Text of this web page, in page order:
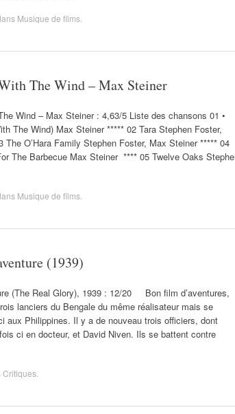
Musique de films
The Wind – Max Steiner
Wind – Max Steiner : 4,63/5 Liste des chansons 01 •
The Wind) Max Steiner ***** 02 Tara Stephen Foster,
O’Hara Family Stephen Foster, Max Steiner ***** 04
The Barbecue Max Steiner **** 05 Twelve Oaks
Musique de films
(1939)
(The Real Glory), 1939 : 12/20 Bon film d’aventures,
lanciers du Bengale du même réalisateur mais se
aux Philippines. Il y a de nouveau trois officiers, dont
ci en docteur, et David Niven. Ils se battent contre
Critiques